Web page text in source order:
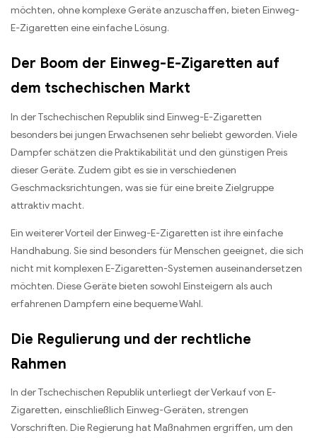
möchten, ohne komplexe Geräte anzuschaffen, bieten Einweg-
E-Zigaretten eine einfache Lösung.
Der Boom der Einweg-E-Zigaretten auf
dem tschechischen Markt
In der Tschechischen Republik sind Einweg-E-Zigaretten
besonders bei jungen Erwachsenen sehr beliebt geworden. Viele
Dampfer schätzen die Praktikabilität und den günstigen Preis
dieser Geräte. Zudem gibt es sie in verschiedenen
Geschmacksrichtungen, was sie für eine breite Zielgruppe
attraktiv macht.
Ein weiterer Vorteil der Einweg-E-Zigaretten ist ihre einfache
Handhabung. Sie sind besonders für Menschen geeignet, die sich
nicht mit komplexen E-Zigaretten-Systemen auseinandersetzen
möchten. Diese Geräte bieten sowohl Einsteigern als auch
erfahrenen Dampfern eine bequeme Wahl.
Die Regulierung und der rechtliche
Rahmen
In der Tschechischen Republik unterliegt der Verkauf von E-
Zigaretten, einschließlich Einweg-Geräten, strengen
Vorschriften. Die Regierung hat Maßnahmen ergriffen, um den